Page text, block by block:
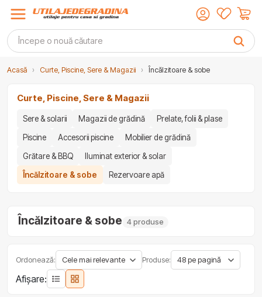
Acasă › Curte, Piscine, Sere & Magazii › Încălzitoare & sobe
Curte, Piscine, Sere & Magazii
Sere & solarii Magazii de grădină
Prelate, folii & plase
Piscine
Accesorii piscine
Mobilier de grădină
Grătare & BBQ
Iluminat exterior & solar
Încălzitoare & sobe
Rezervoare apă
Încălzitoare & sobe 4 produse
Ordonează: Produse:
Afișare: